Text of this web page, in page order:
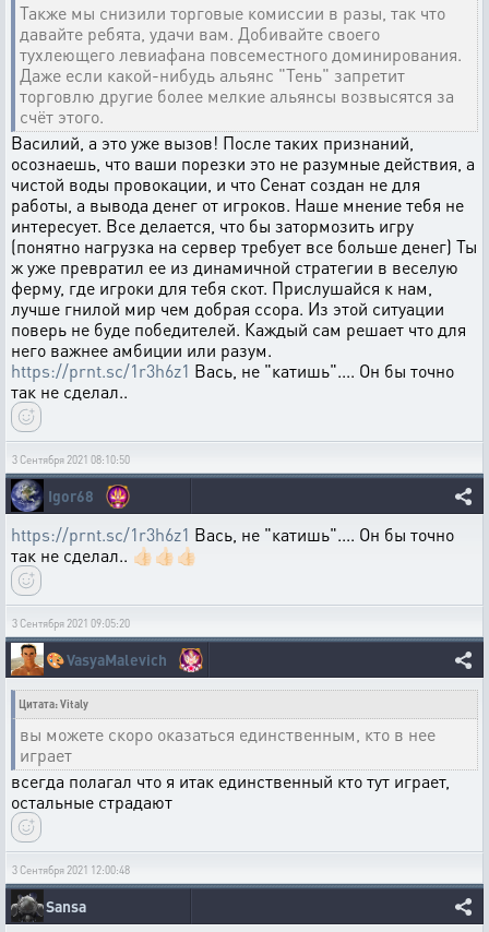
Также мы снизили торговые комиссии в разы, так что
давайте ребята, удачи вам. Добивайте своего
тухлеющего левиафана повсеместного доминирования.
Даже если какой-нибудь альянс "Тень" запретит
торговлю другие более мелкие альянсы возвысятся за
счёт этого.
Василий, а это уже вызов! После таких признаний,
осознаешь, что ваши порезки это не разумные действия, а
чистой воды провокации, и что Сенат создан не для
работы, а вывода денег от игроков. Наше мнение тебя не
интересует. Все делается, что бы затормозить игру
(понятно нагрузка на сервер требует все больше денег) Ты
ж уже превратил ее из динамичной стратегии в веселую
ферму, где игроки для тебя скот. Прислушайся к нам,
лучше гнилой мир чем добрая ссора. Из этой ситуации
поверь не буде победителей. Каждый сам решает что для
него важнее амбиции или разум.
https://prnt.sc/1r3h6z1 Вась, не "катишь".... Он бы точно
так не сделал..
3 Сентября 2021 08:10:50
Igor68
https://prnt.sc/1r3h6z1 Вась, не "катишь".... Он бы точно
так не сделал.. 👍🏻👍🏻👍🏻
3 Сентября 2021 09:05:20
🎨VasyaMalevich
Цитата: Vitaly
вы можете скоро оказаться единственным, кто в нее
играет
всегда полагал что я итак единственный кто тут играет,
остальные страдают
3 Сентября 2021 12:00:48
Sansa